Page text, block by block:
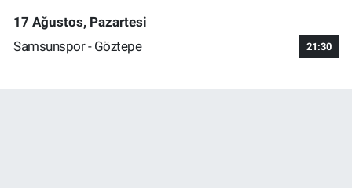
17 Ağustos, Pazartesi
Samsunspor - Göztepe
21:30